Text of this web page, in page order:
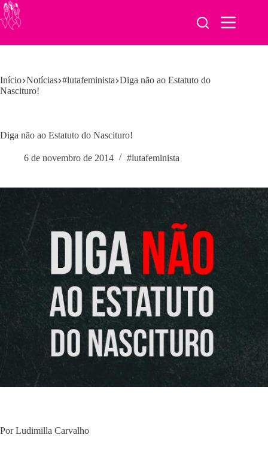
Pular
para
o
Início Notícias #lutafeminista Diga não ao Estatuto do
Nascituro!
Diga não ao Estatuto do Nascituro!
6 de novembro de 2014 #lutafeminista
Por Ludimilla Carvalho